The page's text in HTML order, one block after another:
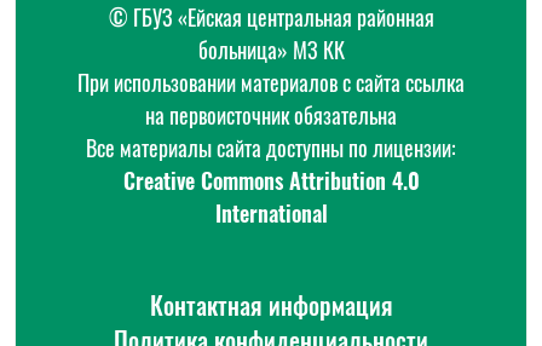
© ГБУЗ «Ейская центральная районная
больница» МЗ КК
При использовании материалов с сайта ссылка
на первоисточник обязательна
Все материалы сайта доступны по лицензии:
Creative Commons Attribution 4.0
International
Контактная информация